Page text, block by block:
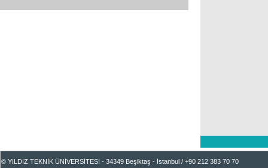
© YILDIZ TEKNİK ÜNİVERSİTESİ - 34349 Beşiktaş - İstanbul / +90 212 383 70 70